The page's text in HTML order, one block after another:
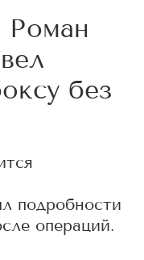
Роман
без
подробности
операций.